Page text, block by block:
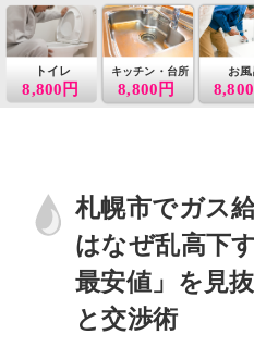
8,800円
トイレ
8,800円
キッチン・台所 お風
札幌市でガス
はなぜ乱高下
最安値」を見
と交渉術